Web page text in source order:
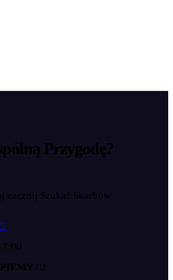
Przygodę?
zacznij Szukać Skarbów
!!!